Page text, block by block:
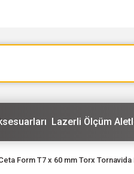
Lazerli Ölçüm
Form T7 x 60 mm Torx Tornavida